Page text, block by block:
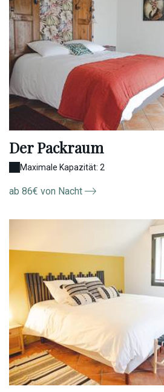
Der Packraum
Maximale Kapazität: 2
ab 86€ von Nacht